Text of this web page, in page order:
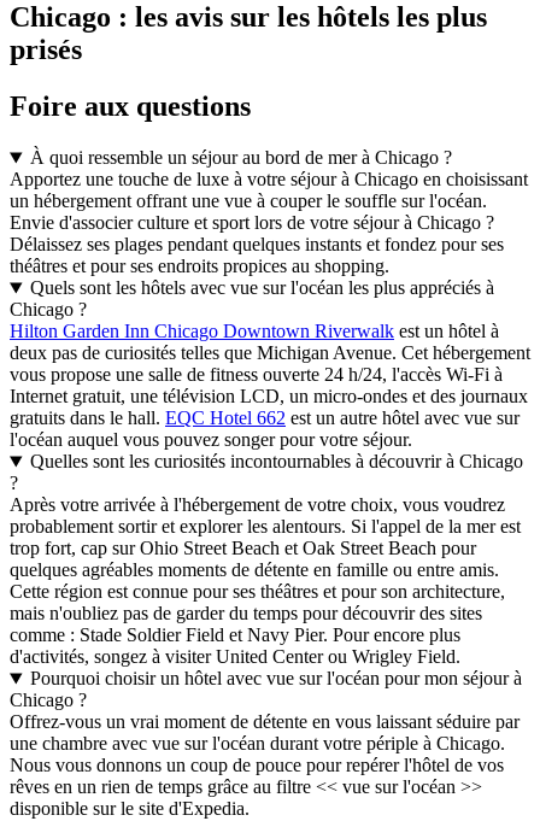
Chicago : les avis sur les hôtels les plus
prisés
Foire aux questions
À quoi ressemble un séjour au bord de mer à Chicago ?
Apportez une touche de luxe à votre séjour à Chicago en choisissant
un hébergement offrant une vue à couper le souffle sur l'océan.
Envie d'associer culture et sport lors de votre séjour à Chicago ?
Délaissez ses plages pendant quelques instants et fondez pour ses
théâtres et pour ses endroits propices au shopping.
Quels sont les hôtels avec vue sur l'océan les plus appréciés à
Chicago ?
Hilton Garden Inn Chicago Downtown Riverwalk est un hôtel à
deux pas de curiosités telles que Michigan Avenue. Cet hébergement
vous propose une salle de fitness ouverte 24 h/24, l'accès Wi-Fi à
Internet gratuit, une télévision LCD, un micro-ondes et des journaux
gratuits dans le hall. EQC Hotel 662 est un autre hôtel avec vue sur
l'océan auquel vous pouvez songer pour votre séjour.
Quelles sont les curiosités incontournables à découvrir à Chicago
?
Après votre arrivée à l'hébergement de votre choix, vous voudrez
probablement sortir et explorer les alentours. Si l'appel de la mer est
trop fort, cap sur Ohio Street Beach et Oak Street Beach pour
quelques agréables moments de détente en famille ou entre amis.
Cette région est connue pour ses théâtres et pour son architecture,
mais n'oubliez pas de garder du temps pour découvrir des sites
comme : Stade Soldier Field et Navy Pier. Pour encore plus
d'activités, songez à visiter United Center ou Wrigley Field.
Pourquoi choisir un hôtel avec vue sur l'océan pour mon séjour à
Chicago ?
Offrez-vous un vrai moment de détente en vous laissant séduire par
une chambre avec vue sur l'océan durant votre périple à Chicago.
Nous vous donnons un coup de pouce pour repérer l'hôtel de vos
rêves en un rien de temps grâce au filtre << vue sur l'océan >>
disponible sur le site d'Expedia.